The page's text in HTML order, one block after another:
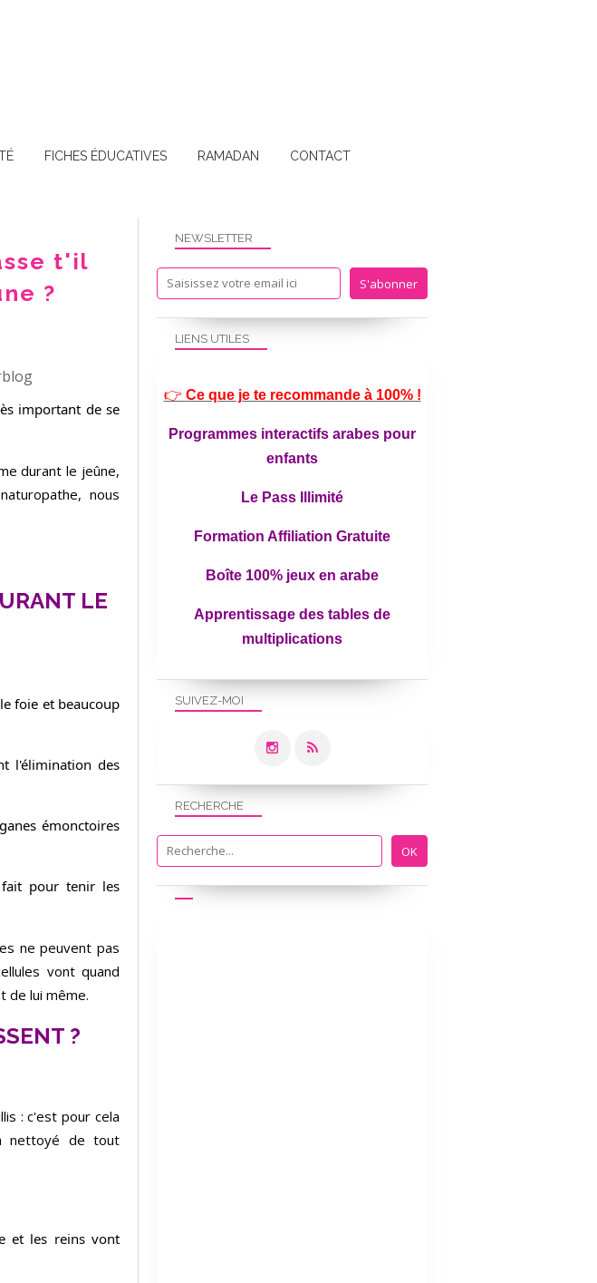
FICHES ÉDUCATIVES RAMADAN CONTACT
t'il
?
important de se
durant le jeûne,
nous
LE
foie et beaucoup
l'élimination des
émonctoires
pour tenir les
ne peuvent pas
vont quand
de lui même.
?
: c'est pour cela
nettoyé de tout
et les reins vont
NEWSLETTER
SUIVEZ-MOI
RECHERCHE
LIENS UTILES
👉 Ce que je te recommande à 100% !
Programmes interactifs arabes pour
enfants
Le Pass Illimité
Formation Affiliation Gratuite
Boîte 100% jeux en arabe
Apprentissage des tables de
multiplications